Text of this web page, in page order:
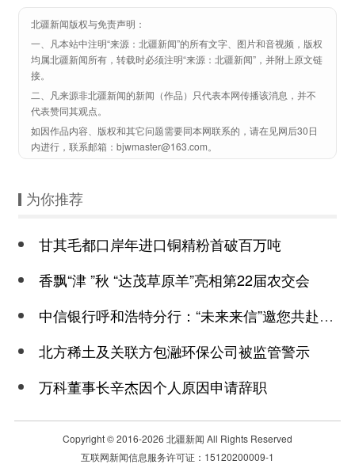
北疆新闻版权与免责声明：
一、凡本站中注明“来源：北疆新闻”的所有文字、图片和音视频，版权
均属北疆新闻所有，转载时必须注明“来源：北疆新闻”，并附上原文链
接。
二、凡来源非北疆新闻的新闻（作品）只代表本网传播该消息，并不
代表赞同其观点。
如因作品内容、版权和其它问题需要同本网联系的，请在见网后30日
内进行，联系邮箱：bjwmaster@163.com。
为你推荐
甘其毛都口岸年进口铜精粉首破百万吨
香飘“津 ”秋 “达茂草原羊”亮相第22届农交会
中信银行呼和浩特分行：“未来来信”邀您共赴美好未来之约
北方稀土及关联方包瀜环保公司被监管警示
万科董事长辛杰因个人原因申请辞职
Copyright © 2016-2026 北疆新闻 All Rights Reserved
互联网新闻信息服务许可证：15120200009-1